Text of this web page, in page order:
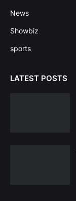
News
Showbiz
sports
LATEST POSTS